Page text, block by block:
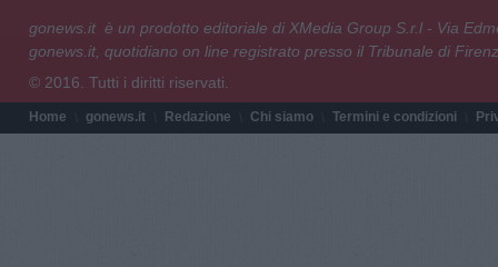
gonews.it è un prodotto editoriale di XMedia Group S.r.l - Via
gonews.it, quotidiano on line registrato presso il Tribunale di
© 2016. Tutti i diritti riservati.
Home gonews.it Redazione Chi siamo Termini e condizioni